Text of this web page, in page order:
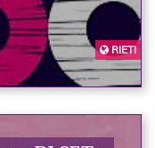
RIETI